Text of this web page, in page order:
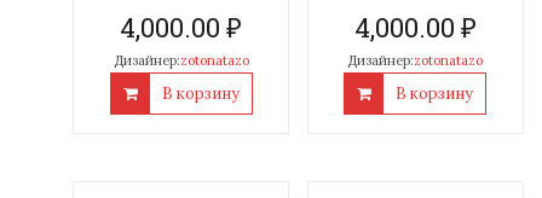
4,000.00₽
Дизайнер:zotonatazo
В корзину
4,000.00 ₽
Дизайнер:zotonatazo
В корзину